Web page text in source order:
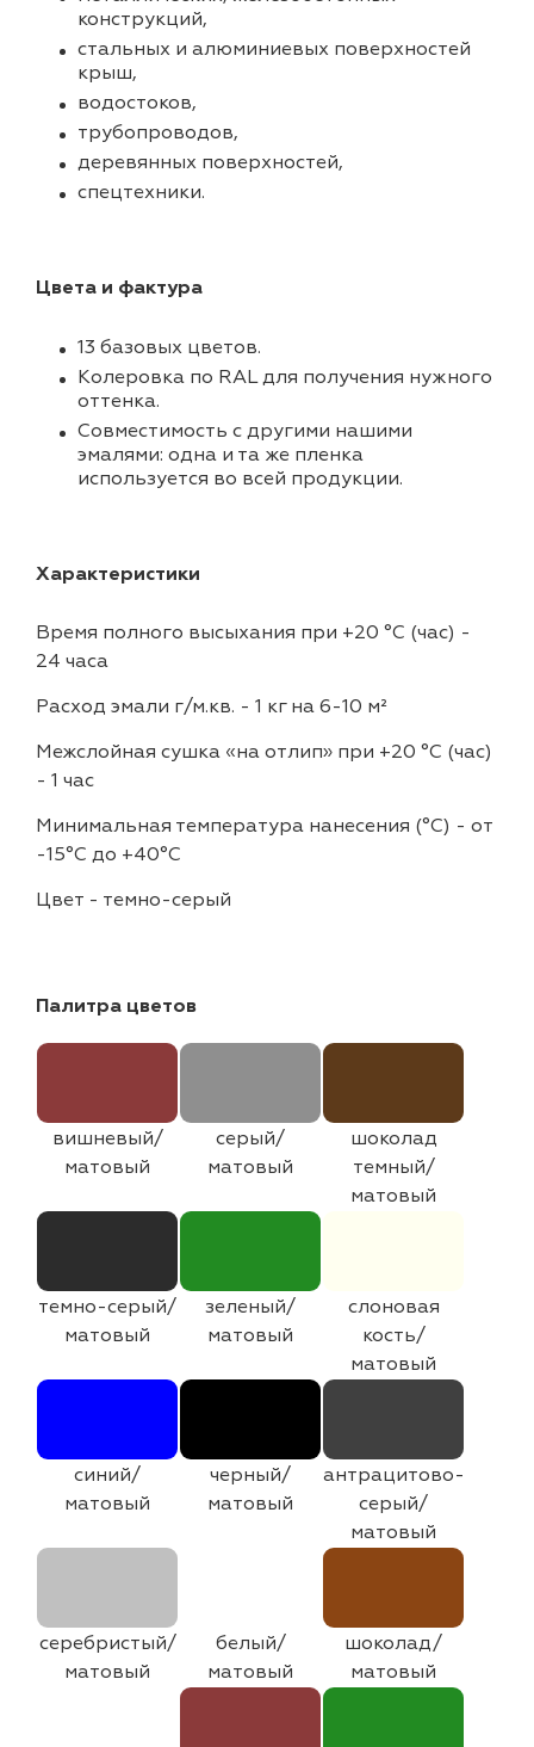
конструкций,
стальных и алюминиевых поверхностей
крыш,
водостоков,
трубопроводов,
деревянных поверхностей,
спецтехники.
Цвета и фактура
13 базовых цветов.
Колеровка по RAL для получения нужного
оттенка.
Совместимость с другими нашими
эмалями: одна и та же пленка
используется во всей продукции.
Характеристики
Время полного высыхания при +20 °С (час) -
24 часа
Расход эмали г/м.кв. - 1 кг на 6-10 м²
Межслойная сушка «на отлип» при +20 °С (час)
- 1 час
Минимальная температура нанесения (°С) - от
-15°C до +40°C
Цвет - темно-серый
Палитра цветов
вишневый/
матовый
серый/
матовый
шоколад
темный/
матовый
темно-серый/
матовый
зеленый/
матовый
слоновая
кость/
матовый
синий/
матовый
черный/
матовый
антрацитово-
серый/
матовый
серебристый/
матовый
белый/
матовый
шоколад/
матовый